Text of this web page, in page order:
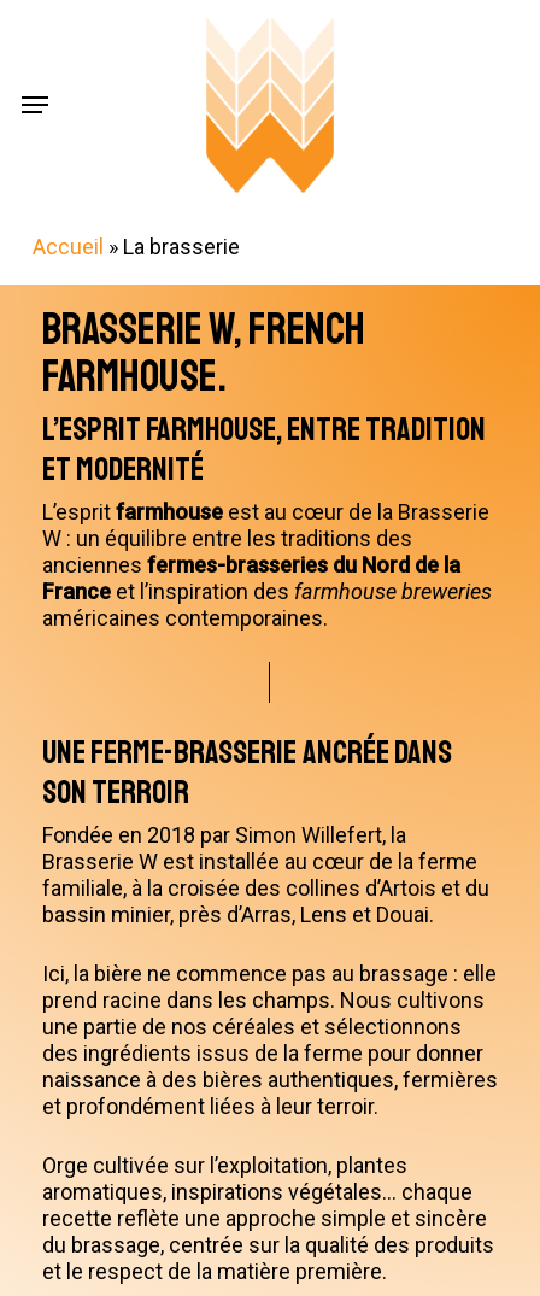
content
Menu
Accueil » La brasserie
Brasserie W, French
Farmhouse.
L’esprit farmhouse, entre tradition
et modernité
L’espritfarmhouseest au cœur de la Brasserie
W : un équilibre entre les traditions des
anciennes fermes-brasseries du Nord de la
Franceet l’inspiration des farmhouse breweries
américaines contemporaines.
Une ferme-brasserie ancrée dans
son terroir
Fondée en 2018 par Simon Willefert, la
Brasserie W est installée au cœur de la ferme
familiale, à la croisée des collines d’Artois et du
bassin minier, près d’Arras, Lens et Douai.
Ici, la bière ne commence pas au brassage : elle
prend racine dans les champs. Nous cultivons
une partie de nos céréales et sélectionnons
des ingrédients issus de la ferme pour donner
naissance à des bières authentiques, fermières
et profondément liées à leur terroir.
Orge cultivée sur l’exploitation, plantes
aromatiques, inspirations végétales… chaque
recette reflète une approche simple et sincère
du brassage, centrée sur la qualité des produits
et le respect de la matière première.